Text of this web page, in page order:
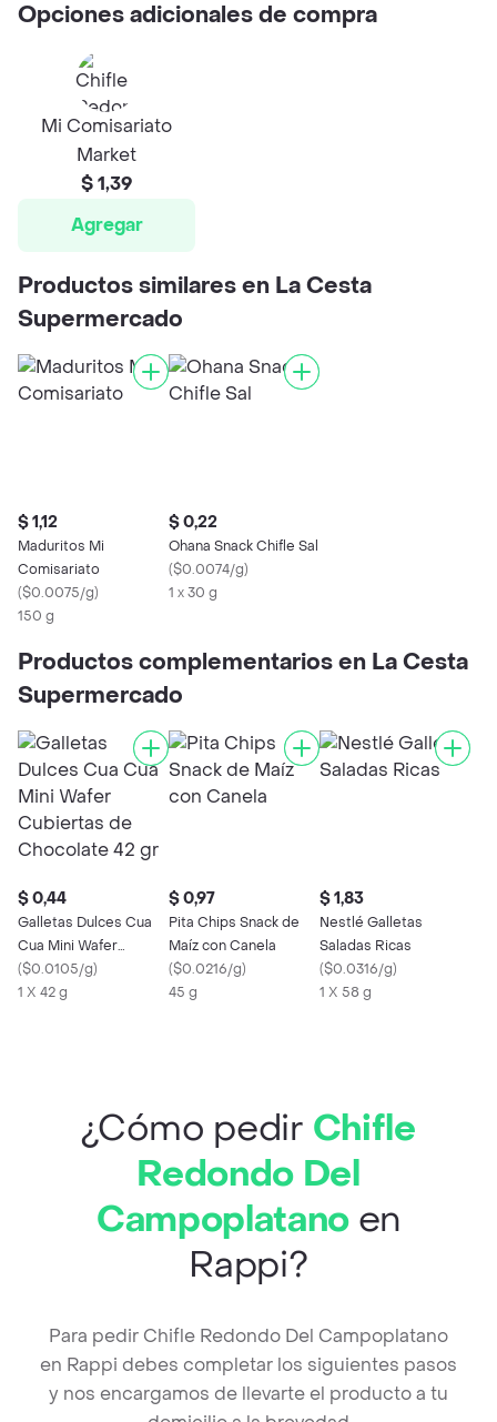
Opciones adicionales de compra
Mi Comisariato
Market
$ 1,39
Agregar
Productos similares en La Cesta
Supermercado
$ 1,12
Maduritos Mi
Comisariato
($0.0075/g)
150 g
$ 0,22
Ohana Snack Chifle Sal
($0.0074/g)
1 x 30 g
Productos complementarios en La Cesta
Supermercado
$ 0,44
Galletas Dulces Cua
Cua Mini Wafer
Cubiertas de
Chocolate 42 gr
($0.0105/g)
1 X 42 g
$ 0,97
Pita Chips Snack de
Maíz con Canela
($0.0216/g)
45 g
$ 1,83
Nestlé Galletas
Saladas Ricas
($0.0316/g)
1 X 58 g
¿Cómo pedir Chifle
Redondo Del
Campoplatano en
Rappi?
Para pedir Chifle Redondo Del Campoplatano
en Rappi debes completar los siguientes pasos
y nos encargamos de llevarte el producto a tu